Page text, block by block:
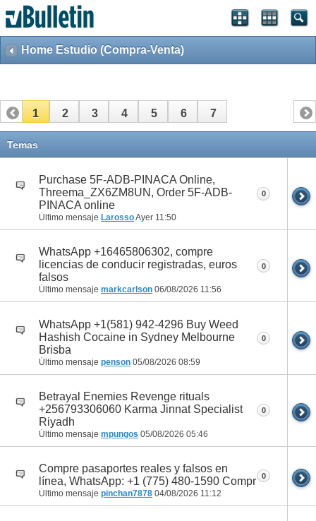
Home Estudio (Compra-Venta)
1 2 3 4 5 6 7
Temas
Purchase 5F-ADB-PINACA Online,
Threema_ZX6ZM8UN, Order 5F-ADB-
PINACA online
Último mensaje LarossoAyer 11:50
0
WhatsApp +16465806302, compre
licencias de conducir registradas, euros
falsos
Último mensaje markcarlson 06/08/2026 11:56
0
WhatsApp +1(581) 942-4296 Buy Weed
Hashish Cocaine in Sydney Melbourne
Brisba
Último mensaje penson 05/08/2026 08:59
0
Betrayal Enemies Revenge rituals
+256793306060 Karma Jinnat Specialist
Riyadh
Último mensaje mpungos 05/08/2026 05:46
0
Compre pasaportes reales y falsos en
línea, WhatsApp: +1 (775) 480-1590 Compr
Último mensaje pinchan7878 04/08/2026 11:12
0